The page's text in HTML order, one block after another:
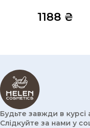
1188 ₴
Будьте завжди в курсі
Слідкуйте за нами у